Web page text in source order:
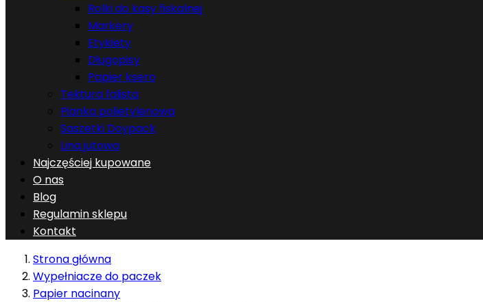
Rolki do kasy fiskalnej
Markery
Etykiety
Długopisy
Papier ksero
Tektura falista
Pianka polietylenowa
Saszetki Doypack
Lina jutowa
Najczęściej kupowane
O nas
Blog
Regulamin sklepu
Kontakt
Strona główna
Wypełniacze do paczek
Papier nacinany